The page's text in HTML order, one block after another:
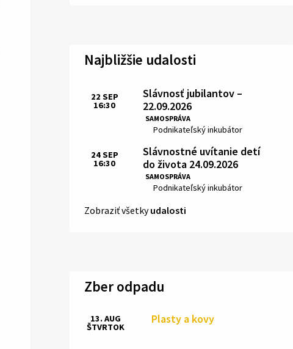
Najbližšie udalosti
Slávnosť jubilantov –
22.09.2026
SAMOSPRÁVA
Miesto:
Podnikateľský inkubátor
Čas:
22 SEP
16:30
Slávnostné uvítanie detí
do života 24.09.2026
SAMOSPRÁVA
Miesto:
Podnikateľský inkubátor
Čas:
24SEP
16:30
Zobraziť všetkyudalosti
Zber odpadu
Plasty a kovy
13. AUG
ŠTVRTOK